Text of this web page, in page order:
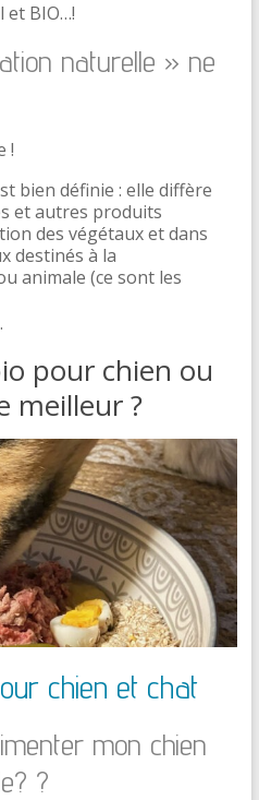
et BIO…!
naturelle » ne
!
bien définie : elle diffère
et autres produits
des végétaux et dans
destinés à la
animale (ce sont les
pour chien ou
meilleur ?
chien et chat
mon chien
?